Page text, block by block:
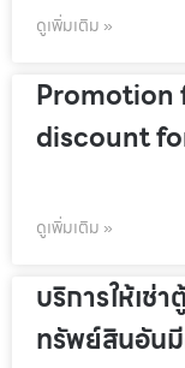
ดูเพิ่มเติม »
Promotion
discount
ดูเพิ่มเติม »
บริการให้เช่
ทรัพย์สินอัน